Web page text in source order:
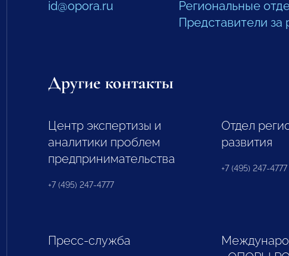
id@opora.ru
Региональные
Представители
Другие контакты
Центр экспертизы и
аналитики проблем
предпринимательства
+7 (495) 247-4777
Отдел
развития
+7 (495) 247-4777
Пресс-служба